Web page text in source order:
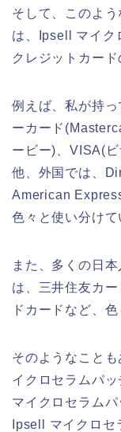
そして、このよ
は、Ipsell マイク
クレジットカー
例えば、私が持
ーカード
ービー)、VISA(
他、外国では、
American
色々と使い分けて
また、多くの日
は、三井住友カ
ドカードなど、
そのようなこと
イクロセラムパ
マイクロセラム
Ipsell マイクロ